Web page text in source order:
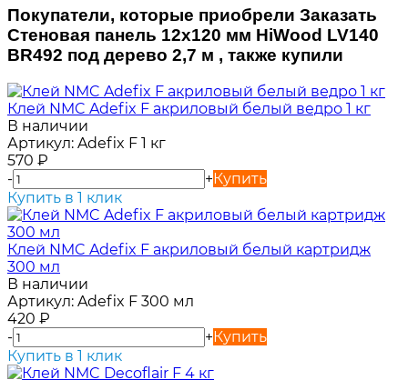
Покупатели, которые приобрели Заказать
Стеновая панель 12х120 мм HiWood LV140
BR492 под дерево 2,7 м , также купили
Клей NMC Adefix F акриловый белый ведро 1 кг
В наличии
Артикул: Adefix F 1 кг
570 ₽
-
+Купить
Купить в 1 клик
Клей NMC Adefix F акриловый белый картридж
300 мл
В наличии
Артикул: Adefix F 300 мл
420 ₽
-
+Купить
Купить в 1 клик